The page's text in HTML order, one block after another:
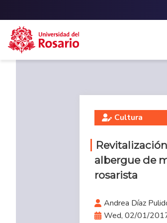
Cultura
albergue de
rosarista
Andrea Díaz
Wed, 02/01/